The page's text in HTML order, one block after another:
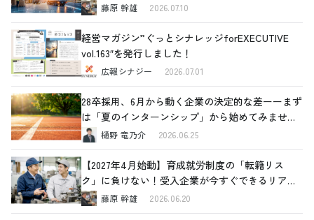
藤原 幹雄 2026.07.10
経営マガジン”ぐっとシナレッジforEXECUTIVE
vol.163″を発行しました！
広報シナジー 2026.07.01
28卒採用、6月から動く企業の決定的な差ーーまず
は「夏のインターンシップ」から始めてみません
か
樋野 竜乃介 2026.06.25
【2027年4月始動】育成就労制度の「転籍リス
ク」に負けない！受入企業が今すぐできるリアル
な対策藤原 幹雄 2026.06.20